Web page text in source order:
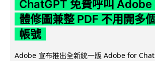
ChatGPT 免費呼叫 Adobe
體修圖兼整 PDF 不用開多
帳號
Adobe 宣布推出全新統一版 Adobe for